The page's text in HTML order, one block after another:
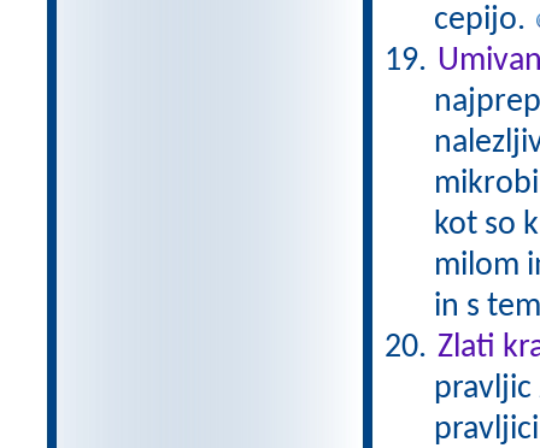
cepijo.
kot so
milom
in s
Zlati
pravljic